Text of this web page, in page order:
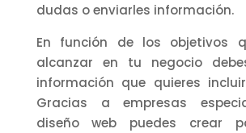
dudas o enviarles información.
En función de los objetivos
alcanzar en tu negocio
información que quieres
Gracias a empresas
diseño web puedes crear